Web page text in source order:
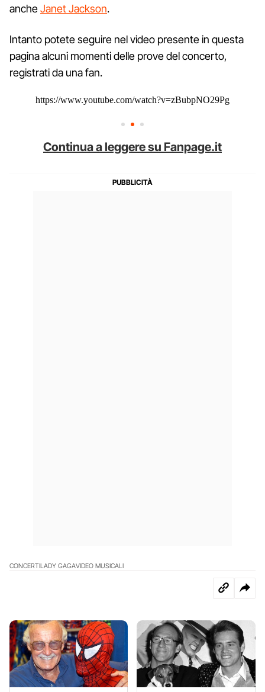
ancheJanet Jackson.
Intanto potete seguire nel video presente in questa
pagina alcuni momenti delle prove del concerto,
registrati da una fan.
https://www.youtube.com/watch?v=zBubpNO29Pg
Continua a leggere su Fanpage.it
CONCERTILADY GAGAVIDEO MUSICALI